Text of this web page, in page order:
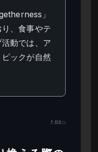
」
、食事やテ
動では、ア
ックが自然
↑ 目次へ